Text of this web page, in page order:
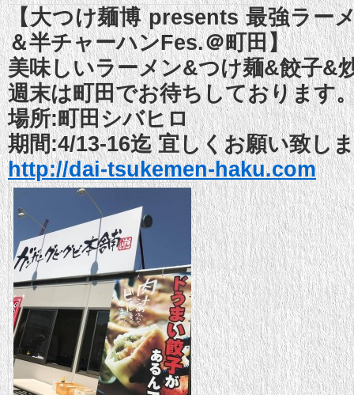
【大つけ麺博 presents 最強ラー
＆半チャーハンFes.＠町田】
美味しいラーメン&つけ麺&餃子&
週末は町田でお待ちしております
場所:町田シバヒロ
期間:4/13-16迄 宜しくお願い致し
http://dai-tsukemen-haku.com